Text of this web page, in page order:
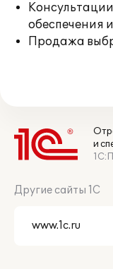
обеспечения
Продажа
и
Другие сайты 1С